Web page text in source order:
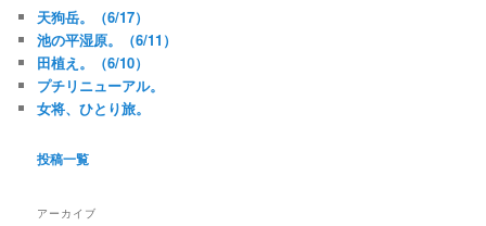
天狗岳。（6/17）
池の平湿原。（6/11）
田植え。（6/10）
プチリニューアル。
女将、ひとり旅。
投稿一覧
アーカイブ